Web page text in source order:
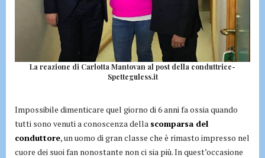
La reazione di Carlotta Mantovan al post della conduttrice-
Spetteguless.it
Impossibile dimenticare quel giorno di 6 anni fa ossia quando
tutti sono venuti a conoscenza della scomparsa del
conduttore, un uomo di gran classe che è rimasto impresso nel
cuore dei suoi fan nonostante non ci sia più. In quest’occasione